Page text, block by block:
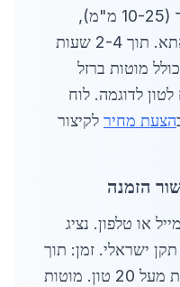
האתר. ספקו פרטים כמו קוטר (10-25 מ"מ),
אורך, כמות ומיקום בקריית אתא. תוך 2-4 שעות
מוטות ברזל
3,000 ש"ח לטון לדוגמה. לוח
הצעת מחיר לקיצור
או טלפון. נציג
ישראלי. זמן: תוך
1 שעה. הנחה של 5% לכמויות מעל 20 טון. מוטות